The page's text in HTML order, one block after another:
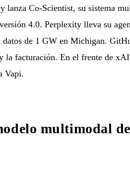
lanza Co-Scientist, su sistema
4.0. Perplexity lleva su
de 1 GW en Michigan.
la facturación. En el frente de
Vapi.
multimodal